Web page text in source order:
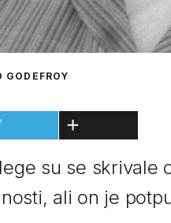
su se skrivale
ali on je